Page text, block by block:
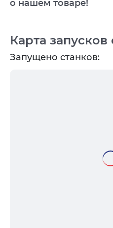
Карта запусков
Запущено станков:
о нашем товаре!